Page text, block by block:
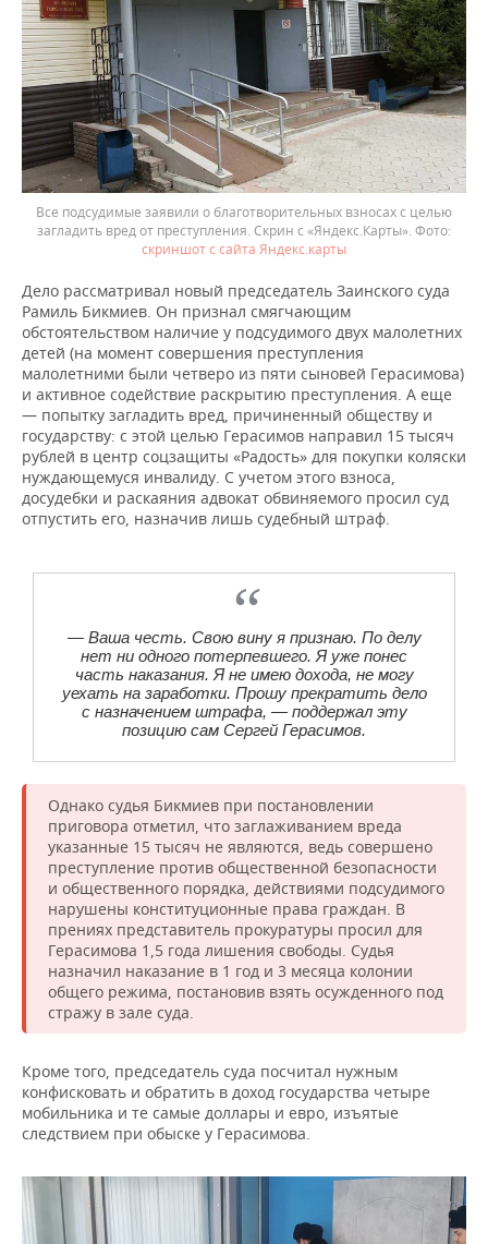
Все подсудимые заявили о благотворительных взносах с целью
загладить вред от преступления. Скрин с «Яндекс.Карты».
скриншот с сайта Яндекс.карты
Дело рассматривал новый председатель Заинского суда
Рамиль Бикмиев. Он признал смягчающим
обстоятельством наличие у подсудимого двух малолетних
детей (на момент совершения преступления
малолетними были четверо из пяти сыновей Герасимова)
и активное содействие раскрытию преступления. А еще
— попытку загладить вред, причиненный обществу и
государству: с этой целью Герасимов направил 15 тысяч
рублей в центр соцзащиты «Радость» для покупки коляски
нуждающемуся инвалиду. С учетом этого взноса,
досудебки и раскаяния адвокат обвиняемого просил суд
отпустить его, назначив лишь судебный штраф.
— Ваша честь. Свою вину я признаю. По делу
нет ни одного потерпевшего. Я уже понес
часть наказания. Я не имею дохода, не могу
уехать на заработки. Прошу прекратить дело
с назначением штрафа, — поддержал эту
позицию сам Сергей Герасимов.
Однако судья Бикмиев при постановлении
приговора отметил, что заглаживанием вреда
указанные 15 тысяч не являются, ведь совершено
преступление против общественной безопасности
и общественного порядка, действиями подсудимого
нарушены конституционные права граждан. В
прениях представитель прокуратуры просил для
Герасимова 1,5 года лишения свободы. Судья
назначил наказание в 1 год и 3 месяца колонии
общего режима, постановив взять осужденного под
стражу в зале суда.
Кроме того, председатель суда посчитал нужным
конфисковать и обратить в доход государства четыре
мобильника и те самые доллары и евро, изъятые
следствием при обыске у Герасимова.